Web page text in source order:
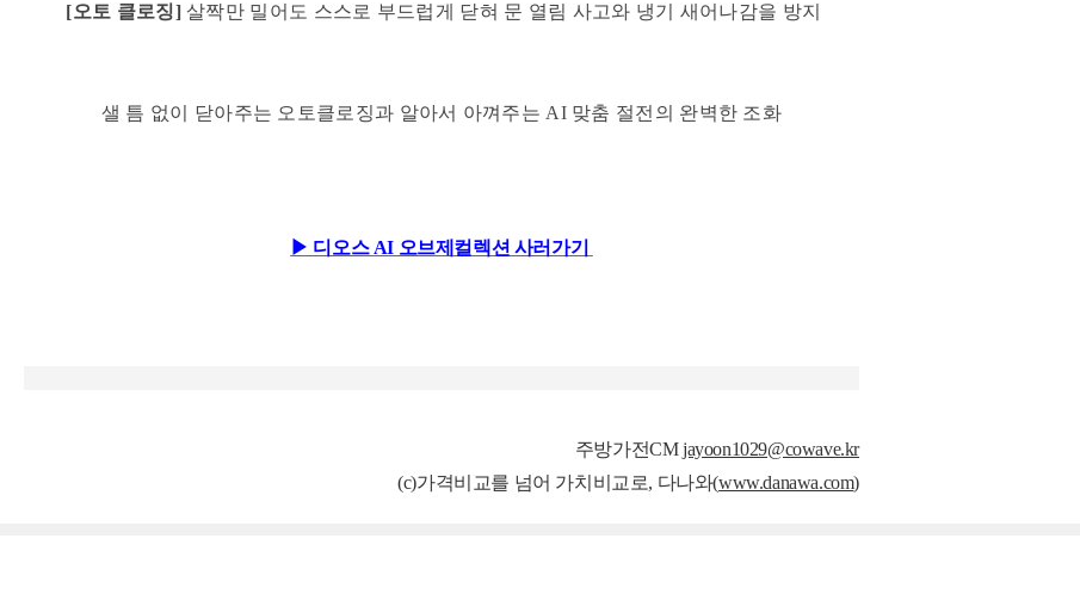
[오토 클로징]살짝만 밀어도 스스로 부드럽게 닫혀 문 열림 사고와 냉기 새어나감을 방지
샐 틈 없이 닫아주는 오토클로징과 알아서 아껴주는 AI 맞춤 절전의 완벽한 조화
▶ 디오스 AI 오브제컬렉션 사러가기
주방가전CMjayoon1029@cowave.kr
(c)가격비교를 넘어 가치비교로, 다나와(www.danawa.com)